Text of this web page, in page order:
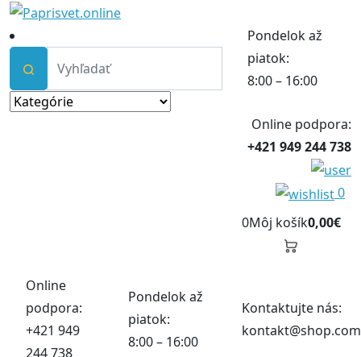
Pondelok až
piatok:
8:00 – 16:00
Online podpora:
+421 949 244 738
0
0Môj košík0,00€
Online
podpora:
+421 949
244 738
Pondelok až
piatok:
8:00 – 16:00
Kontaktujte nás:
kontakt@shop.com